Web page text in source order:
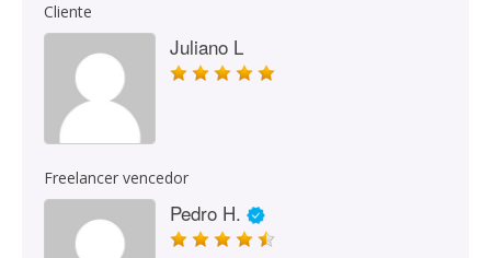
Cliente
Juliano L
Freelancer vencedor
Pedro H.